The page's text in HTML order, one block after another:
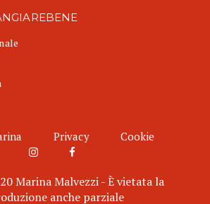
Privacy Cookie
Marina Malvezzi - È vietata la
anche parziale